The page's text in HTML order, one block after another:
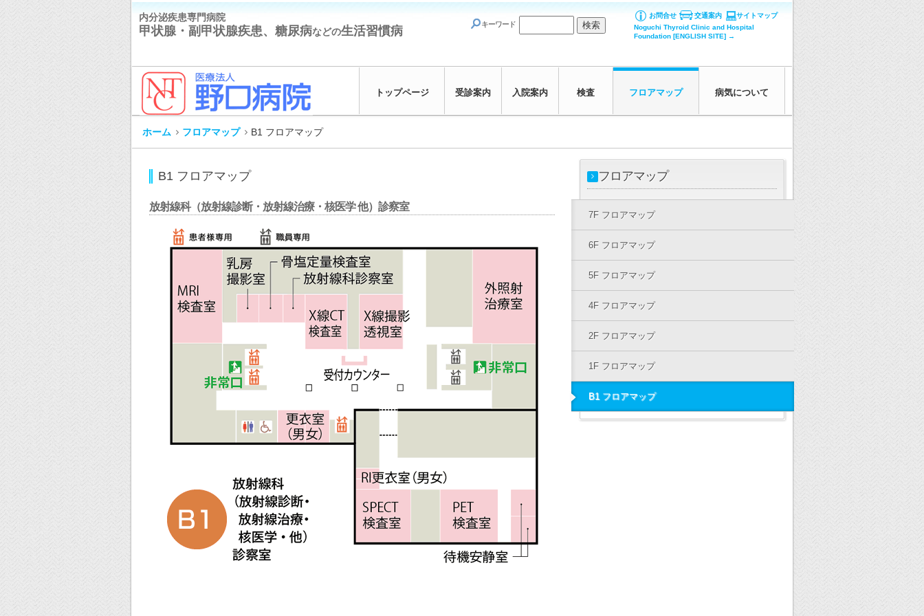
内分泌疾患専門病院
甲状腺・副甲状腺疾患、糖尿病などの生活習慣病 キーワード
お問合せ 交通案内
サイトマップ
Noguchi Thyroid Clinic and Hospital
Foundation [ENGLISH SITE] →
トップページ 受診案内 入院案内 検査 フロアマップ 病気について
ホーム フロアマップ B1 フロアマップ
B1 フロアマップ
放射線科（放射線診断・放射線治療・核医学 他）診察室
フロアマップ
7F フロアマップ
6F フロアマップ
5F フロアマップ
4F フロアマップ
2F フロアマップ
1F フロアマップ
B1 フロアマップ